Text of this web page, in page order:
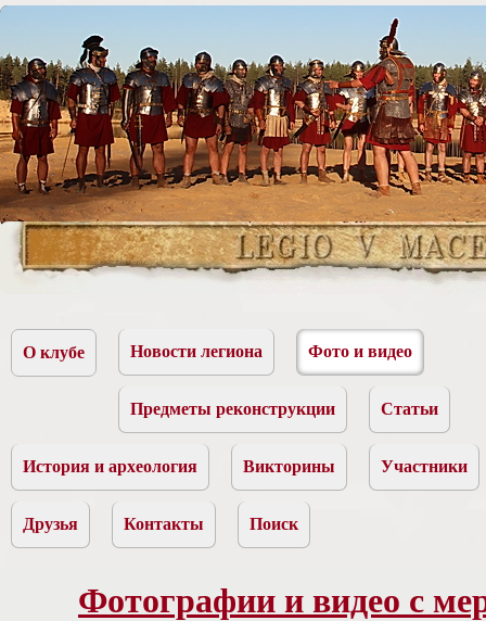
О клубе Новости легиона Фото и видео
Предметы реконструкции Статьи
История и археология Викторины Участники
Друзья Контакты Поиск
Фотографии и видео с